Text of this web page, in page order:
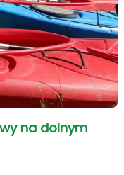
na dolnym